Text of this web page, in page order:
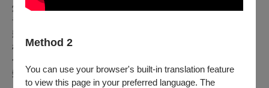
Method 2
You can use your browser's built-in translation feature
to view this page in your preferred language. The
燈光技術指導｜王墉
音響技術指導｜陳宇謙
影像執行｜丁常恩、羅洋
梳化統籌、化妝設計執行｜Teddy Cheng
化妝執行｜Adam Chen
髮型設計執行｜Sarah Wu